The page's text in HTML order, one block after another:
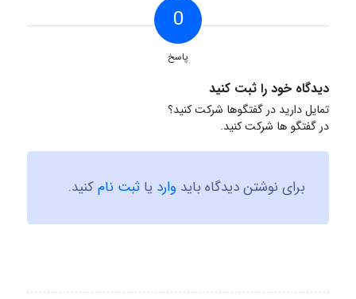
0
پاسخ
دیدگاه خود را ثبت کنید
تمایل دارید در گفتگوها شرکت کنید؟
در گفتگو ها شرکت کنید.
برای نوشتن دیدگاه باید وارد یا ثبت نامکنید.